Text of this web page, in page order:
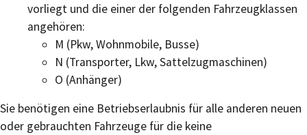
vorliegt und die einer der folgenden Fahrzeugklassen
angehören:
M (Pkw, Wohnmobile, Busse)
N (Transporter, Lkw, Sattelzugmaschinen)
O (Anhänger)
Sie benötigen eine Betriebserlaubnis für alle anderen neuen
oder gebrauchten Fahrzeuge für die keine